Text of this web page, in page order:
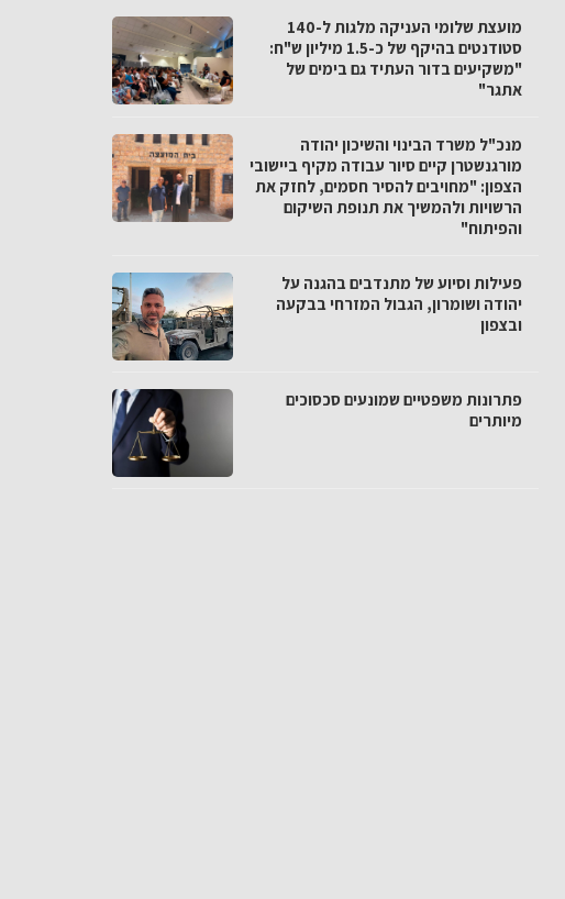
מועצת שלומי העניקה מלגות ל-140
סטודנטים בהיקף של כ-1.5 מיליון ש"ח:
"משקיעים בדור העתיד גם בימים של
אתגר"
מנכ"ל משרד הבינוי והשיכון יהודה
מורגנשטרן קיים סיור עבודה מקיף ביישובי
הצפון: "מחויבים להסיר חסמים, לחזק את
הרשויות ולהמשיך את תנופת השיקום
והפיתוח"
פעילות וסיוע של מתנדבים בהגנה על
יהודה ושומרון, הגבול המזרחי בבקעה
ובצפון
פתרונות משפטיים שמונעים סכסוכים
מיותרים